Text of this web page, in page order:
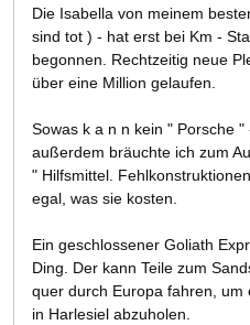
Die Isabella von meinem
sind tot ) - hat erst bei Km -
begonnen. Rechtzeitig neue
über eine Million gelaufen.
Sowas k a n n kein " Porsche
außerdem bräuchte ich zum
" Hilfsmittel.
egal, was sie kosten.
Ein geschlossener Goliath
Ding. Der kann Teile zum
quer durch Europa fahren,
in Harlesiel abzuholen.